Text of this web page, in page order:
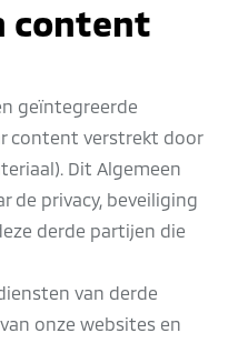
content
geïntegreerde
content verstrekt door
Dit Algemeen
de privacy, beveiliging
derde partijen die
van derde
onze websites en